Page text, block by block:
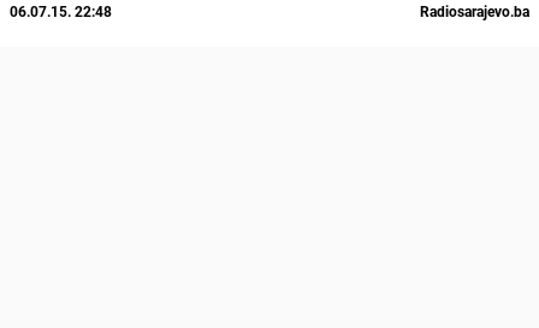
06.07.15. 22:48 Radiosarajevo.ba